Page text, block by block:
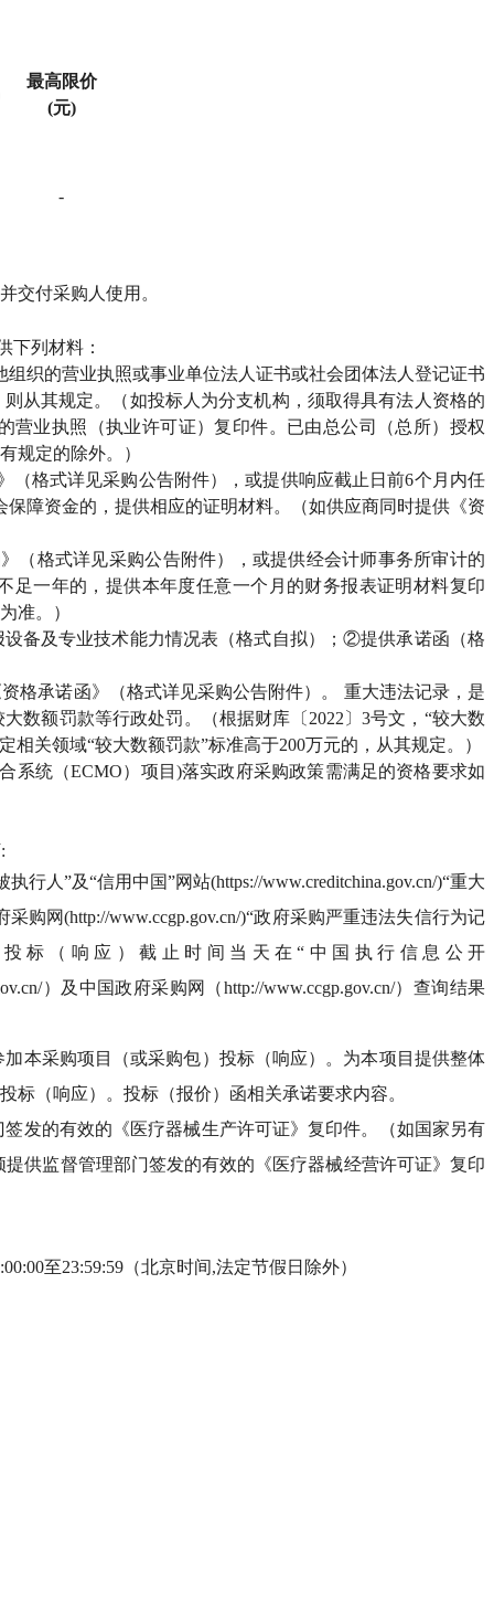
最高限价
(元)
-
交付采购人使用。
下列材料：
织的营业执照或事业单位法人证书或社会团体法人登记证书
从其规定。（如投标人为分支机构，须取得具有法人资格的
营业执照（执业许可证）复印件。已由总公司（总所）授权
规定的除外。）
格式详见采购公告附件），或提供响应截止日前6个月内任
障资金的，提供相应的证明材料。（如供应商同时提供《资
（格式详见采购公告附件），或提供经会计师事务所审计的
足一年的，提供本年度任意一个月的财务报表证明材料复印
准。）
备及专业技术能力情况表（格式自拟）；②提供承诺函（格
格承诺函》（格式详见采购公告附件）。 重大违法记录，是
数额罚款等行政处罚。（根据财库〔2022〕3号文，“较大数
关领域“较大数额罚款”标准高于200万元的，从其规定。）
系统（ECMO）项目)落实政府采购政策需满足的资格要求如
行人”及“信用中国”网站(https://www.creditchina.gov.cn/)“重大
购网(http://www.ccgp.gov.cn/)“政府采购严重违法失信行为记
标（响应）截止时间当天在“中国执行信息公开
）及中国政府采购网（http://www.ccgp.gov.cn/）查询结果
本采购项目（或采购包）投标（响应）。为本项目提供整体
（响应）。投标（报价）函相关承诺要求内容。
发的有效的《医疗器械生产许可证》复印件。（如国家另有
供监督管理部门签发的有效的《医疗器械经营许可证》复印
至23:59:59（北京时间,法定节假日除外）